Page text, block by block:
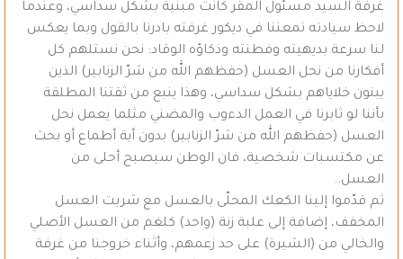
غرفة السيد مسئول المقر كانت مبنية بشكل سداسي، وعندما
لاحظ سيادته تمعننا في ديكور غرفته بادرنا بالقول وبما يعكس
لنا سرعة بديهيته وفطنته وذكاؤه الوقاد: نحن نستلهم كل
أفكارنا من نحل العسل (حفظهم الله من شرّ الزنابير) الذين
يبنون خلاياهم بشكل سداسي، وهذا ينبع من ثقتنا المطلقة
بأننا لو ثابرنا في العمل الدءوب والمضني مثلما يعمل نحل
العسل (حفظهم الله من شرّ الزنابير) بدون أية أطماع أو بحث
عن مكتسبات شخصية، فان الوطن سيصبح أحلى من
العسل..
ثم قدّموا إلينا الكعك المحلّى بالعسل مع شربت العسل
المخفف، إضافة إلى علبة زنة (واحد) كلغم من العسل الأصلي
والخالي من (الشيرة) على حد زعمهم، وأثناء خروجنا من غرفة